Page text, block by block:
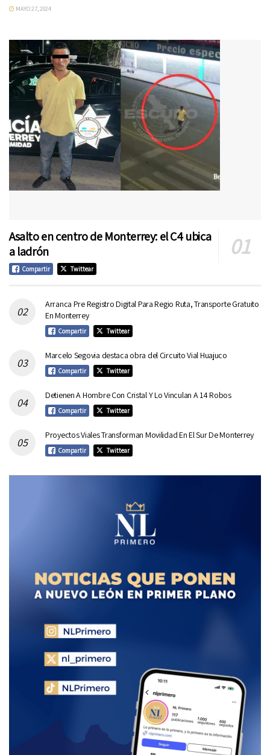
MAYO 27, 2024
Asalto en centro de Monterrey: el C4 ubica
a ladrón
Compartir Twittear
Arranca Pre Registro Digital Para Regio Ruta, Transporte Gratuito
En Monterrey
Compartir Twittear
Marcelo Segovia destaca obra del Circuito Vial Huajuco
Compartir Twittear
Detienen A Hombre Con Cristal Y Lo Vinculan A 14 Robos
Compartir Twittear
Proyectos Viales Transforman Movilidad En El Sur De Monterrey
Compartir Twittear